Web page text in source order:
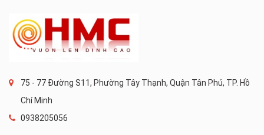
75 - 77 Đường S11, Phường Tây Thạnh, Quận Tân Phú, TP. Hồ
Chí Minh
0938205056